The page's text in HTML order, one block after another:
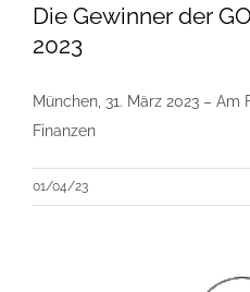
Die Gewinner der
2023
München, 31. März 2023 – Am
Finanzen
01/04/23